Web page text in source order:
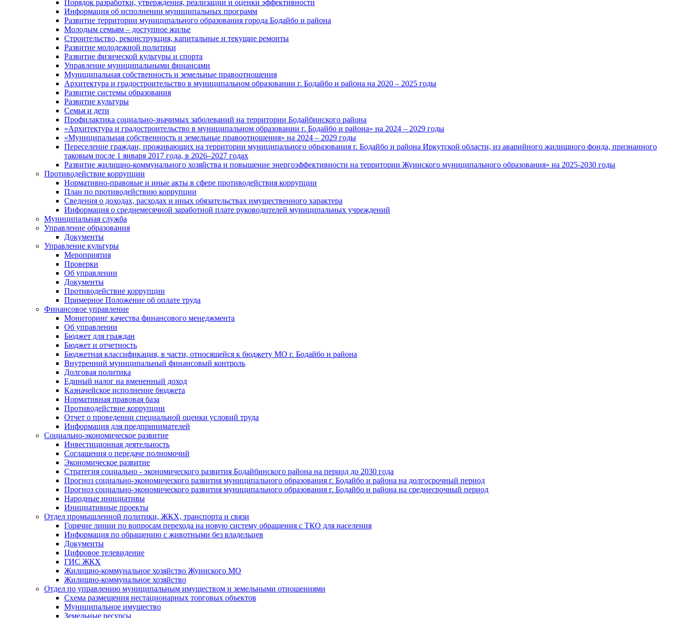
Порядок разработки, утверждения, реализации и оценки эффективности
Информация об исполнении муниципальных программ
Развитие территории муниципального образования города Бодайбо и района
Молодым семьям – доступное жилье
Строительство, реконструкция, капитальные и текущие ремонты
Развитие молодежной политики
Развитие физической культуры и спорта
Управление муниципальными финансами
Муниципальная собственность и земельные правоотношения
Архитектура и градостроительство в муниципальном образовании г. Бодайбо и района на 2020 – 2025 годы
Развитие системы образования
Развитие культуры
Семья и дети
Профилактика социально-значимых заболеваний на территории Бодайбинского района
«Архитектура и градостроительство в муниципальном образовании г. Бодайбо и района» на 2024 – 2029 годы
«Муниципальная собственность и земельные правоотношения» на 2024 – 2029 годы
Переселение граждан, проживающих на территории муниципального образования г. Бодайбо и района Иркутской области, из аварийного жилищного фонда, признанного
таковым после 1 января 2017 года, в 2026–2027 годах
Развитие жилищно-коммунального хозяйства и повышение энергоэффективности на территории Жуинского муниципального образования» на 2025-2030 годы
Противодействие коррупции
Нормативно-правовые и иные акты в сфере противодействия коррупции
План по противодействию коррупции
Сведения о доходах, расходах и иных обязательствах имущественного характера
Информация о среднемесячной заработной плате руководителей муниципальных учреждений
Муниципальная служба
Управление образования
Документы
Управление культуры
Мероприятия
Проверки
Об управлении
Документы
Противодействие коррупции
Примерное Положение об оплате труда
Финансовое управление
Мониторинг качества финансового менеджмента
Об управлении
Бюджет для граждан
Бюджет и отчетность
Бюджетная классификация, в части, относящейся к бюджету МО г. Бодайбо и района
Внутренний муниципальный финансовый контроль
Долговая политика
Единый налог на вмененный доход
Казначейское исполнение бюджета
Нормативная правовая база
Противодействие коррупции
Отчет о проведении специальной оценки условий труда
Информация для предпринимателей
Социально-экономическое развитие
Инвестиционная деятельность
Соглашения о передаче полномочий
Экономическое развитие
Стратегия социально - экономического развития Бодайбинского района на период до 2030 года
Прогноз социально-экономического развития муниципального образования г. Бодайбо и района на долгосрочный период
Прогноз социально-экономического развития муниципального образования г. Бодайбо и района на среднесрочный период
Народные инициативы
Инициативные проекты
Отдел промышленной политики, ЖКХ, транспорта и связи
Горячие линии по вопросам перехода на новую систему обращения с ТКО для населения
Информация по обращению с животными без владельцев
Документы
Цифровое телевидение
ГИС ЖКХ
Жилищно-коммунальное хозяйство Жуинского МО
Жилищно-коммунальное хозяйство
Отдел по управлению муниципальным имуществом и земельными отношениями
Схема размещения нестационарных торговых объектов
Муниципальное имущество
Земельные ресурсы